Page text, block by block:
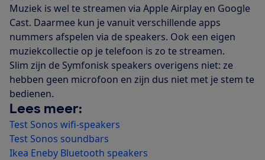
Muziek is wel te streamen via Apple Airplay en Google
Cast. Daarmee kun je vanuit verschillende apps
nummers afspelen via de speakers. Ook een eigen
muziekcollectie op je telefoon is zo te streamen.
Slim zijn de Symfonisk speakers overigens niet: ze
hebben geen microfoon en zijn dus niet met je stem te
bedienen.
Lees meer:
Test Sonos wifi-speakers
Test Sonos soundbars
Ikea Eneby Bluetooth speakers